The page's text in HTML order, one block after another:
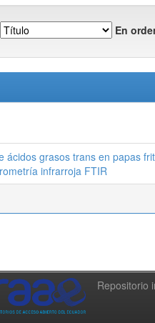
En
ácidos grasos trans en papas
infrarroja FTIR
Repositorio